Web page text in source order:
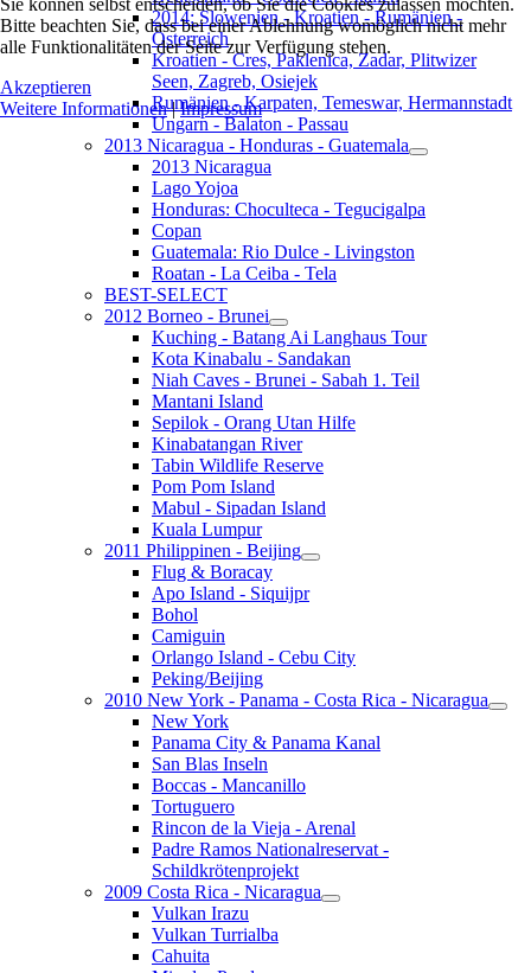
2014: Slowenien - Kroatien - Rumänien -
Österreich
Kroatien - Cres, Paklenica, Zadar, Plitwizer
Seen, Zagreb, Osiejek
Rumänien - Karpaten, Temeswar, Hermannstadt
Ungarn - Balaton - Passau
2013 Nicaragua - Honduras - Guatemala
2013 Nicaragua
Lago Yojoa
Honduras: Choculteca - Tegucigalpa
Copan
Guatemala: Rio Dulce - Livingston
Roatan - La Ceiba - Tela
BEST-SELECT
2012 Borneo - Brunei
Kuching - Batang Ai Langhaus Tour
Kota Kinabalu - Sandakan
Niah Caves - Brunei - Sabah 1. Teil
Mantani Island
Sepilok - Orang Utan Hilfe
Kinabatangan River
Tabin Wildlife Reserve
Pom Pom Island
Mabul - Sipadan Island
Kuala Lumpur
2011 Philippinen - Beijing
Flug & Boracay
Apo Island - Siquijpr
Bohol
Camiguin
Orlango Island - Cebu City
Peking/Beijing
2010 New York - Panama - Costa Rica - Nicaragua
New York
Panama City & Panama Kanal
San Blas Inseln
Boccas - Mancanillo
Tortuguero
Rincon de la Vieja - Arenal
Padre Ramos Nationalreservat -
Schildkrötenprojekt
2009 Costa Rica - Nicaragua
Vulkan Irazu
Vulkan Turrialba
Cahuita
Sie können selbst entscheiden, ob Sie die Cookies zulassen möchten.
Bitte beachten Sie, dass bei einer Ablehnung womöglich nicht mehr
alle Funktionalitäten der Seite zur Verfügung stehen.
Akzeptieren
Weitere Informationen|Impressum